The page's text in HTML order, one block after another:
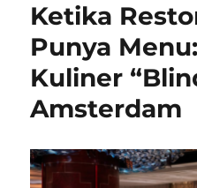
Ketika
Punya
Kuliner
Amsterdam